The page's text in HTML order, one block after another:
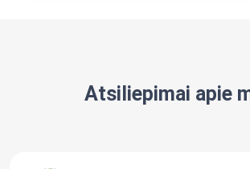
Atsiliepimai apie